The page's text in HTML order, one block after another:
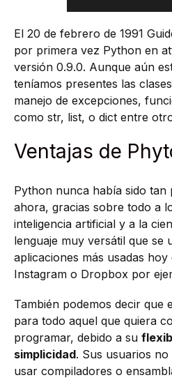
El 20 de febrero de 1991
por primera vez Python en
versión 0.9.0. Aunque aún
teníamos presentes las
manejo de excepciones,
como str, list, o dict entre
Ventajas de
Python nunca había sido
ahora, gracias sobre todo a
inteligencia artificial y a la
lenguaje muy versátil que se
aplicaciones más usadas
Instagram o Dropbox por
También podemos decir que
para todo aquel que quiera
programar, debido a su
simplicidad. Sus usuarios
usar compiladores o